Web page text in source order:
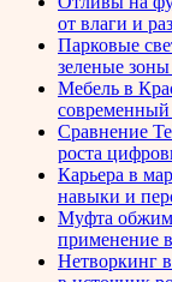
от влаги и
Парковые
зеленые
Мебель в
современный
Сравнение
роста
Карьера в
навыки и
Муфта
применение
Нетворкинг